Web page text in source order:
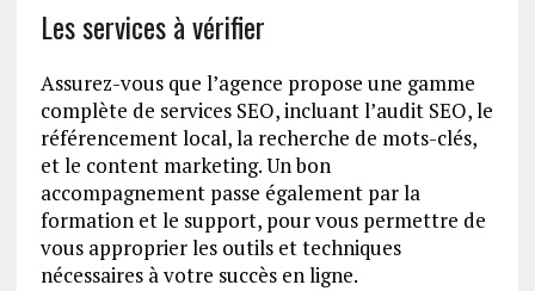
Les services à vérifier
Assurez-vous que l’agence propose une gamme
complète de services SEO, incluant l’audit SEO, le
référencement local, la recherche de mots-clés,
et le content marketing. Un bon
accompagnement passe également par la
formation et le support, pour vous permettre de
vous approprier les outils et techniques
nécessaires à votre succès en ligne.